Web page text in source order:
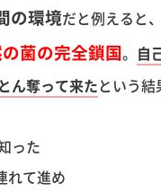
の環境だと例えると
菌の完全鎖国。 自
ん奪って来たという結
った
れて進め